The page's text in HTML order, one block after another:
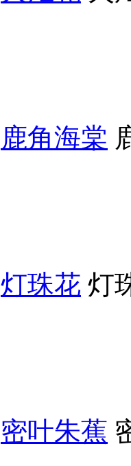
鹿角海棠
灯珠花 灯
密叶朱蕉